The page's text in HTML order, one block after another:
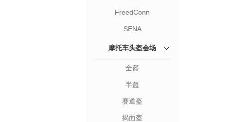
FreedConn
SENA
摩托车头盔会场
全盔
半盔
赛道盔
揭面盔